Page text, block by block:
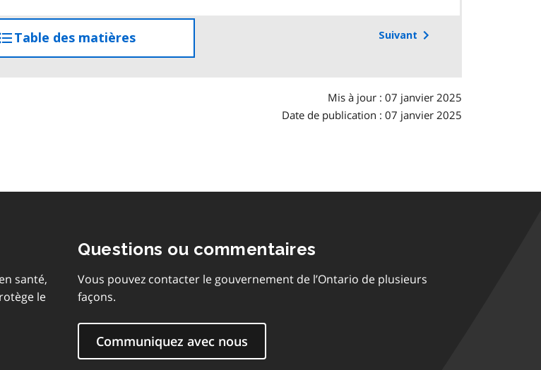
Table des matièresaccéder
à
Suivant
Mis à jour : 07 janvier 2025
Date de publication : 07 janvier 2025
santé,
le
Questions ou commentaires
Vous pouvez contacter le gouvernement de l’Ontario de plusieurs
façons.
Communiquez avec nous